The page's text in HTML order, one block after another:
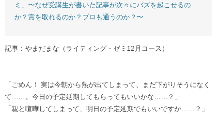
ミ」〜なぜ受講生が書いた記事が次々にバズを起こせるの
か？賞を取れるのか？プロも通うのか？〜
記事：やまだまな（ライティング・ゼミ12月コース）
「ごめん！ 実は今朝から熱が出てしまって、まだ下がりそうになく
て……。今日の予定延期してもらってもいいかな……？」
「親と喧嘩してしまって、明日の予定延期でもいいですか……？」